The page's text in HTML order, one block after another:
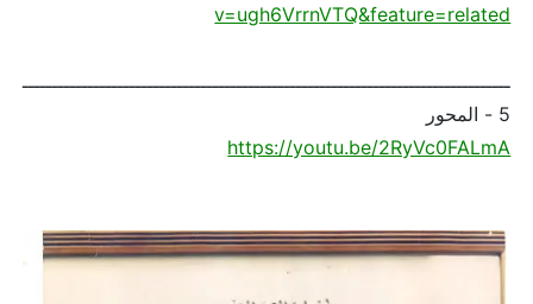
v=ugh6VrrnVTQ&feature=related
ــــــــــــــــــــــــــــــــــــــــــــــــــــــــــــــــــــــــــــــــــ
5 - المحور
https://youtu.be/2RyVc0FALmA